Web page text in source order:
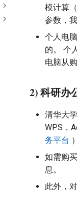
模计算
参数，
个人电
的。 个
电脑从
2) 科研办
清华大
WPS，
务平台 ）
如需购
息。
此外，